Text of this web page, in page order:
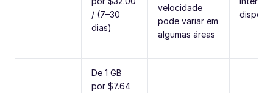
/ (7–30
dias)
velocidade
pode variar em
algumas áreas
De 1 GB
por $7.64